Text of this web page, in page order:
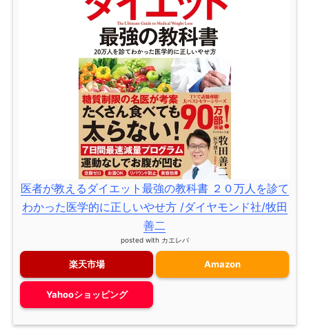
医者が教えるダイエット最強の教科書 ２０万人を診て
わかった医学的に正しいやせ方 /ダイヤモンド社/牧田
善二
posted with カエレバ
楽天市場 Amazon
Yahooショッピング